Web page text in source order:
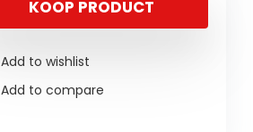
KOOP PRODUCT
Add to wishlist
Add to compare